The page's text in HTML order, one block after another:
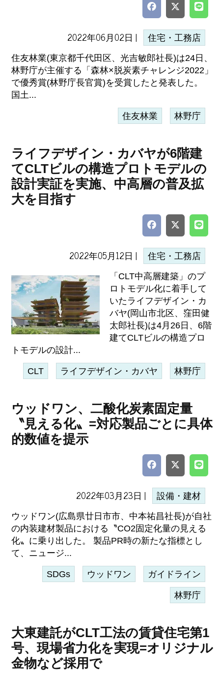
2022年06月02日 | 住宅・工務店
住友林業(東京都千代田区、光吉敏郎社長)は24日、
林野庁が主催する「森林×脱炭素チャレンジ2022」
で優秀賞(林野庁長官賞)を受賞したと発表した。
国土...
住友林業 林野庁
ライフデザイン・カバヤが6階建
てCLTビルの構造プロトモデルの
設計実証を実施、中高層の普及拡
大を目指す
2022年05月12日 | 住宅・工務店
「CLT中高層建築」のプ
ロトモデル化に着手して
いたライフデザイン・カ
バヤ(岡山市北区、窪田健
太郎社長)は4月26日、6階
建てCLTビルの構造プロ
トモデルの設計...
CLT ライフデザイン・カバヤ 林野庁
ウッドワン、二酸化炭素固定量
〝見える化〟=対応製品ごとに具体
的数値を提示
2022年03月23日 | 設備・建材
ウッドワン(広島県廿日市市、中本祐昌社長)が自社
の内装建材製品における〝CO2固定化量の見える
化〟に乗り出した。 製品PR時の新たな指標とし
て、ニュージ...
SDGs ウッドワン ガイドライン
林野庁
大東建託がCLT工法の賃貸住宅第1
号、現場省力化を実現=オリジナル
金物など採用で